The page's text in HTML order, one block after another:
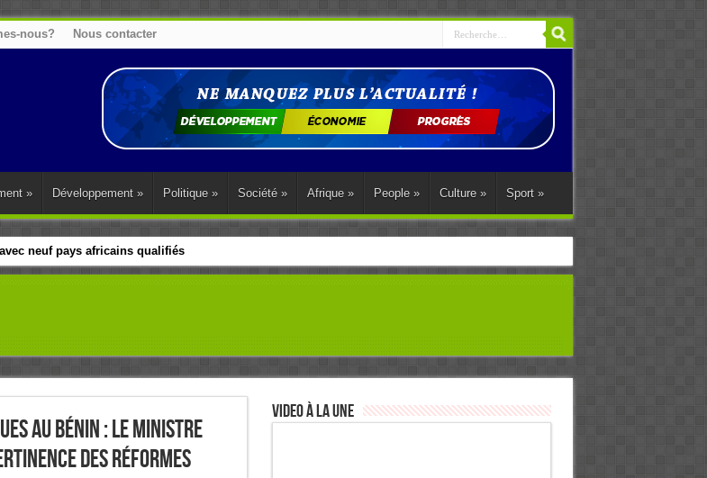
nous? Nous contacter
» Développement » Politique » Société » Afrique » People » Culture » Sport »
neuf pays africains qualifiés
de parler d’une seule voix sur la question des réparations
au Bénin : Le ministre
des réformes
Video à la Une